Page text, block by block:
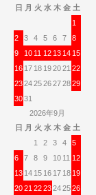
日 月 火 水 木 金 土
1
2
3 4 5 6 7
8
9
10 11 12 13 14 15
16 17 18 192021 22
23242526272829
3031
2026年9月
日 月 火 水 木 金 土
1
2 3 4
5
6
7 8 9 10 11 12
13 14 15 16 17 18 19
2021 2223242526